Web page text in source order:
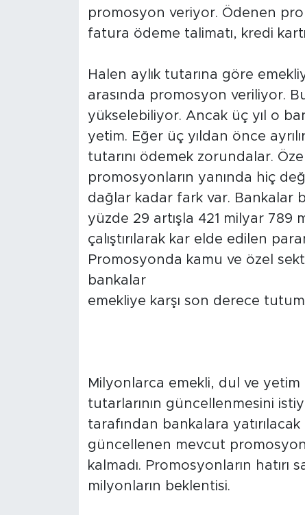
promosyon veriyor. Ödenen
fatura ödeme talimatı, kredi
Halen aylık tutarına göre
arasında promosyon veriliyor.
yükselebiliyor. Ancak üç yıl o
yetim. Eğer üç yıldan önce
tutarını ödemek zorundalar.
promosyonların yanında hiç
dağlar kadar fark var. Bankalar
yüzde 29 artışla 421 milyar 789
çalıştırılarak kar elde edilen
Promosyonda kamu ve özel
bankalar
emekliye karşı son derece
Milyonlarca emekli, dul ve yetim
tutarlarının güncellenmesini
tarafından bankalara
güncellenen mevcut
kalmadı. Promosyonların hatırı
milyonların beklentisi.